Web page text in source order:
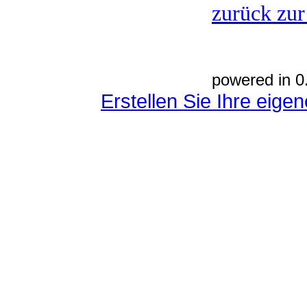
zurück
powered in
Erstellen Sie Ihre